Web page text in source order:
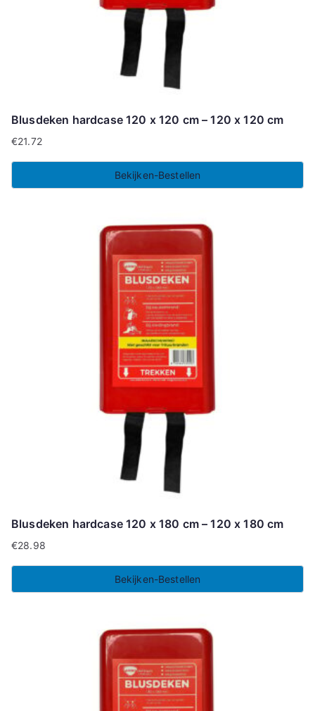
Blusdeken hardcase 120 x 120 cm – 120 x 120 cm
€21.72
Bekijken-Bestellen
Blusdeken hardcase 120 x 180 cm – 120 x 180 cm
€28.98
Bekijken-Bestellen